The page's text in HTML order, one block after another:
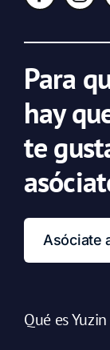
Para
hay
te
Asóciate
Qué es Yuzin